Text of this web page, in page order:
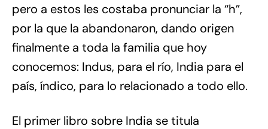
pero a estos les costaba pronunciar la “h”,
por la que la abandonaron, dando origen
finalmente a toda la familia que hoy
conocemos: Indus, para el río, India para el
país, índico, para lo relacionado a todo ello.
El primer libro sobre India se titula